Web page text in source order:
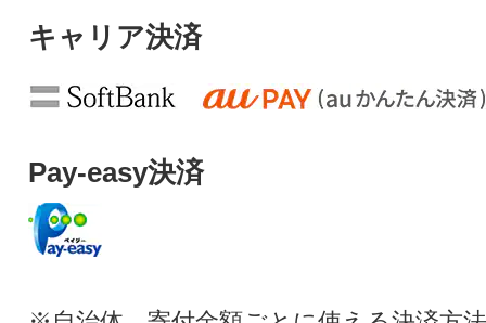
キャリア決済
Pay-easy決済